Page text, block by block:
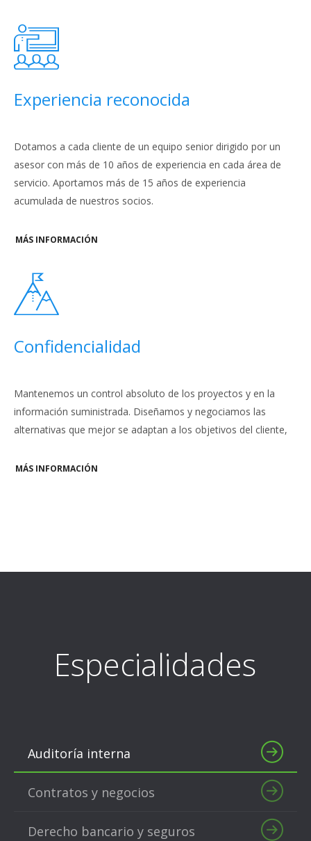
Experiencia reconocida
Dotamos a cada cliente de un equipo senior dirigido por un
asesor con más de 10 años de experiencia en cada área de
servicio. Aportamos más de 15 años de experiencia
acumulada de nuestros socios.
MÁS INFORMACIÓN
Confidencialidad
Mantenemos un control absoluto de los proyectos y en la
información suministrada. Diseñamos y negociamos las
alternativas que mejor se adaptan a los objetivos del cliente,
MÁS INFORMACIÓN
Especialidades
Auditoría interna
Contratos y negocios
Derecho bancario y seguros